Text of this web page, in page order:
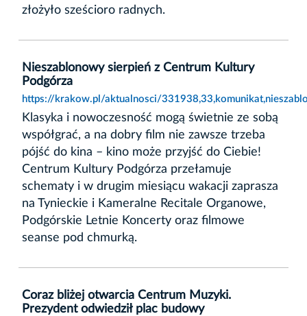
złożyło sześcioro radnych.
Nieszablonowy sierpień z Centrum Kultury
Podgórza
https://krakow.pl/aktualnosci/
Klasyka i nowoczesność mogą świetnie ze sobą
współgrać, a na dobry film nie zawsze trzeba
pójść do kina – kino może przyjść do Ciebie!
Centrum Kultury Podgórza przełamuje
schematy i w drugim miesiącu wakacji zaprasza
na Tynieckie i Kameralne Recitale Organowe,
Podgórskie Letnie Koncerty oraz filmowe
seanse pod chmurką.
Coraz bliżej otwarcia Centrum Muzyki.
Prezydent odwiedził plac budowy